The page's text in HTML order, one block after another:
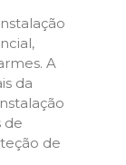
A
da
de
de